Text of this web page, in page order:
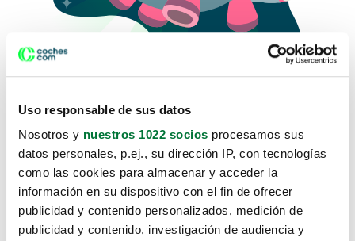
Uso responsable de sus datos
Nosotros y nuestros 1022 socios procesamos sus
datos personales, p.ej., su dirección IP, con tecnologías
como las cookies para almacenar y acceder la
información en su dispositivo con el fin de ofrecer
publicidad y contenido personalizados, medición de
publicidad y contenido, investigación de audiencia y
Lo sentimos, no sabemos como
te hemos traido hasta aquí.